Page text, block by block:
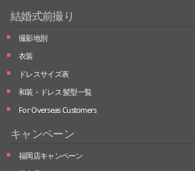
結婚式前撮り
撮影地別
衣装
ドレスサイズ表
和装・ドレス 髪型一覧
For Overseas Customers
キャンペーン
福岡店キャンペーン